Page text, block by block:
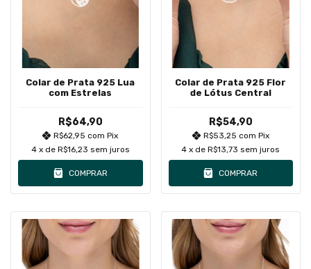
Colar de Prata 925 Lua
com Estrelas
R$64,90
R$62,95com Pix
4 x de R$16,23 sem juros
COMPRAR
Colar de Prata 925 Flor
de Lótus Central
R$54,90
R$53,25 com Pix
4 x deR$13,73 sem juros
COMPRAR